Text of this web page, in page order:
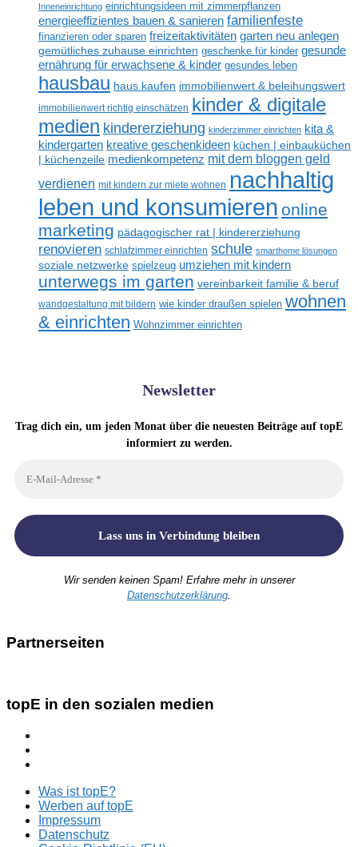
Inneneinrichtung einrichtungsideen mit zimmerpflanzen
energieeffizientes bauen & sanieren familienfeste
finanzieren oder sparen freizeitaktivitäten garten neu anlegen
gemütliches zuhause einrichten geschenke für kinder gesunde
ernährung für erwachsene & kinder gesundes leben
hausbau haus kaufen immobilienwert & beleihungswert
immobilienwert richtig einschätzen
kinder & digitale
medien kindererziehung kinderzimmer einrichten kita &
kindergarten kreative geschenkideen küchen | einbauküchen
| küchenzeile medienkompetenz mit dem bloggen geld
verdienen mit kindern zur miete wohnen nachhaltig
leben und konsumieren online
marketing pädagogischer rat | kindererziehung
renovieren schlafzimmer einrichten schule smarthome lösungen
soziale netzwerke spielzeug umziehen mit kindern
unterwegs im garten vereinbarkeit familie & beruf
wandgestaltung mit bildern wie kinder draußen spielen wohnen
& einrichten Wohnzimmer einrichten
Newsletter
Trag dich ein, um jeden Monat über die neuesten Beiträge auf topE
informiert zu werden.
Wir senden keinen Spam! Erfahre mehr in unserer
Datenschutzerklärung.
Partnerseiten
topE in den sozialen medien
Was ist topE?
Werben auf topE
Impressum
Datenschutz